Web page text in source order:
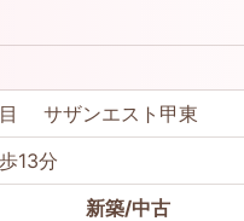
サザンエスト甲東
13分
新築/中古